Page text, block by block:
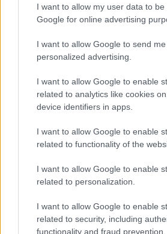
I want to allow my user data to be
Google for online advertising
I want to allow Google to send me
personalized advertising.
I want to allow Google to enable
related to analytics like cookies
device identifiers in apps.
I want to allow Google to enable
related to functionality of the
I want to allow Google to enable
related to personalization.
I want to allow Google to enable
related to security, including
functionality and fraud
#marvel's spider-man
#playstation 5
#insomniac games
miles morales
Marvel's Spider-
Remastered
A Marvel's Spider-Man